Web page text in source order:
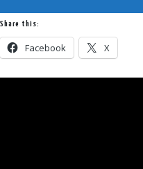
Share this:
Facebook X